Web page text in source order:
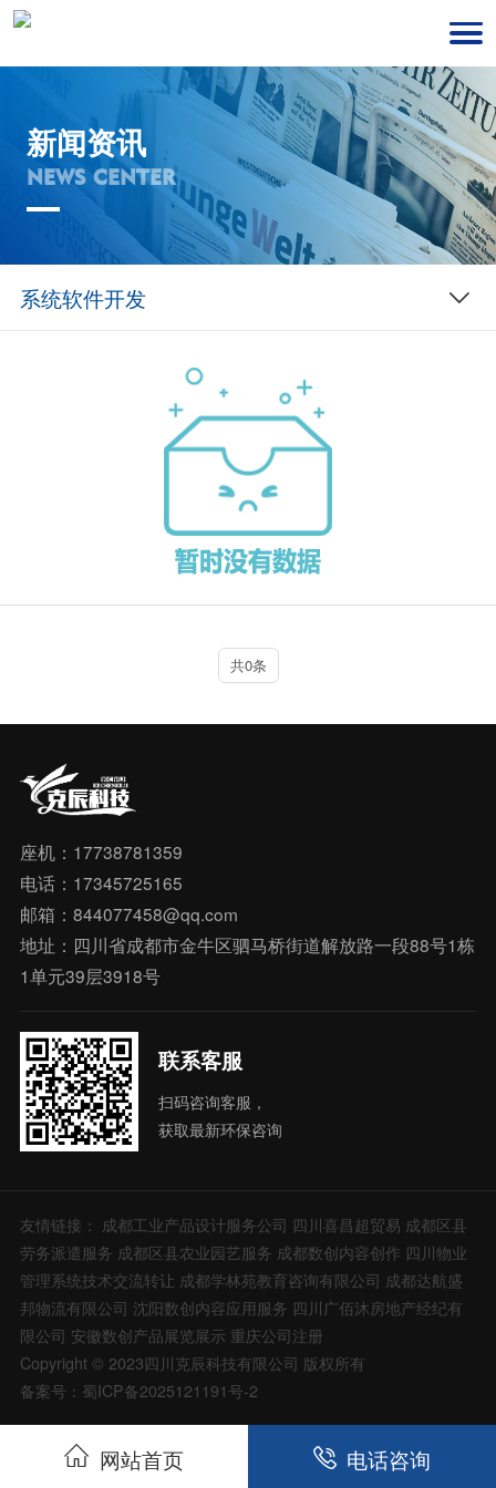
新闻资讯
NEWS CENTER
系统软件开发
共0条
座机：17738781359
电话：17345725165
邮箱：844077458@qq.com
地址：四川省成都市金牛区驷马桥街道解放路一段88号1栋
1单元39层3918号
联系客服
扫码咨询客服，
获取最新环保咨询
友情链接： 成都工业产品设计服务公司 四川喜昌超贸易 成都区县
劳务派遣服务 成都区县农业园艺服务 成都数创内容创作 四川物业
管理系统技术交流转让 成都学林苑教育咨询有限公司 成都达航盛
邦物流有限公司 沈阳数创内容应用服务 四川广佰沐房地产经纪有
限公司 安徽数创产品展览展示 重庆公司注册
Copyright © 2023四川克辰科技有限公司 版权所有
备案号：蜀ICP备2025121191号-2
网站首页 电话咨询